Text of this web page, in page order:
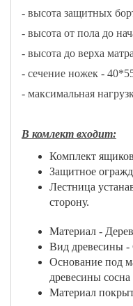
- высота защитных
- высота от пола до
- высота до верха
- сечение ножек -
- максимальная
В комлект входит:
Комплект
Защитное
Лестница
сторону.
Материал -
Вид древесины -
Основание под
древесины
Материал